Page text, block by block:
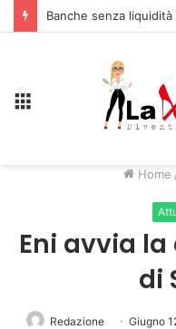
Home
Eni avvia la
di
Redazione Giugno